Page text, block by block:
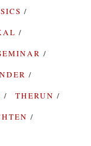
THERUN